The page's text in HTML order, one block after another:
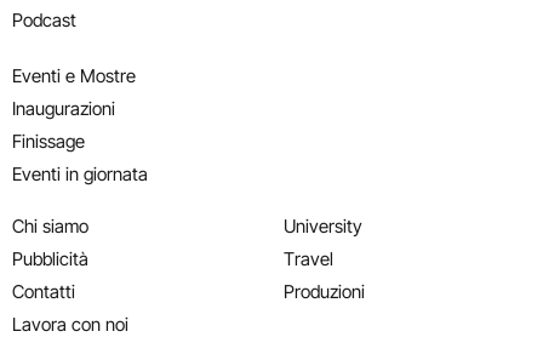
Podcast
Eventi e Mostre
Inaugurazioni
Finissage
Eventi in giornata
Chi siamo
Pubblicità
Contatti
Lavora con noi
University
Travel
Produzioni